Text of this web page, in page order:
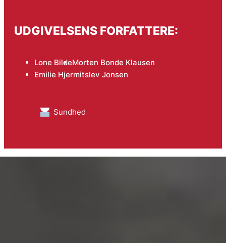
UDGIVELSENS FORFATTERE:
Lone BildeMorten Bonde Klausen
Emilie Hjermitslev Jonsen
Sundhed